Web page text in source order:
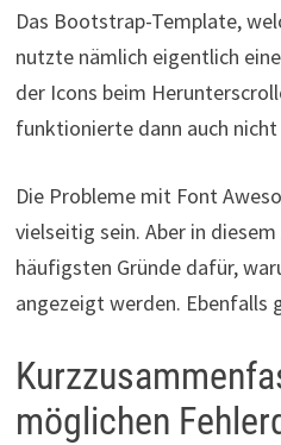
Das Bootstrap-Template,
nutzte nämlich eigentlich
der Icons beim
funktionierte dann auch nicht
Die Probleme mit Font
vielseitig sein. Aber in
häufigsten Gründe dafür,
angezeigt werden. Ebenfalls
möglichen